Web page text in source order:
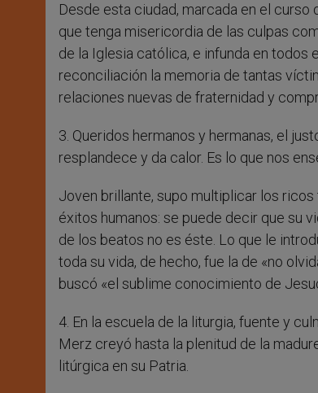
Desde esta ciudad, marcada en el
que tenga misericordia de las culpas
de la Iglesia católica, e infunda en
reconciliación la memoria de tantas
relaciones nuevas de fraternidad y
3. Queridos hermanos y hermanas, el
resplandece y da calor. Es lo que nos
Joven brillante, supo multiplicar los
éxitos humanos: se puede decir que su
de los beatos no es éste. Lo que le
toda su vida, de hecho, fue la de «no
buscó «el sublime conocimiento de
4. En la escuela de la liturgia, fuente y
Merz creyó hasta la plenitud de la
litúrgica en su Patria.